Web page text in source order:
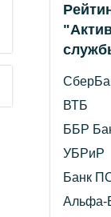
ВТБ
ББР
УБРиР
Банк
Альфа-